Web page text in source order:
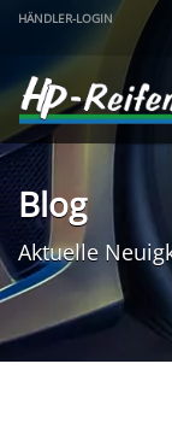
HÄNDLER-LOGIN
Blog
Aktuelle